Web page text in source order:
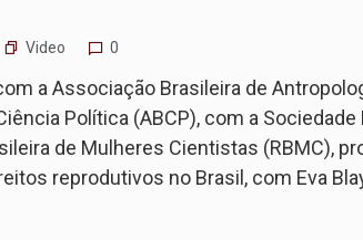
Video 0
a Associação Brasileira de
Política (ABCP), com a
de Mulheres Cientistas (RBMC),
reprodutivos no Brasil, com Eva